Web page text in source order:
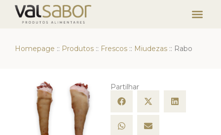
Homepage :: Produtos :: Frescos :: Miudezas :: Rabo
Partilhar